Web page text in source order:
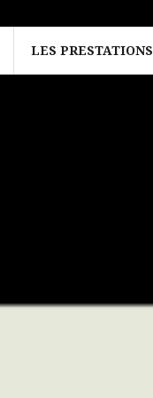
LES PRESTATIONS